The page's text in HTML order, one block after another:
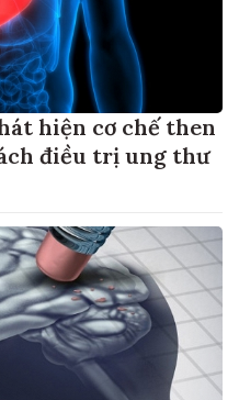
hiện cơ chế then
điều trị ung thư